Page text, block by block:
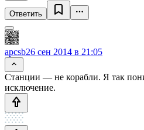
Ответить
apcsb26 сен 2014 в 21:05
Станции — не корабли. Я так
исключение.